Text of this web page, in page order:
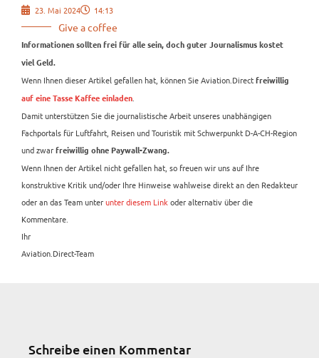
23. Mai 2024 14:13
Give a coffee
Informationen sollten frei für alle sein, doch guter Journalismus kostet
viel Geld.
Wenn Ihnen dieser Artikel gefallen hat, können Sie Aviation.Direct freiwillig
auf eine Tasse Kaffee einladen
Damit unterstützen Sie die journalistische Arbeit unseres unabhängigen
Fachportals für Luftfahrt, Reisen und Touristik mit Schwerpunkt D-A-CH-Region
und zwar freiwillig ohne Paywall-Zwang.
Wenn Ihnen der Artikel nicht gefallen hat, so freuen wir uns auf Ihre
konstruktive Kritik und/oder Ihre Hinweise wahlweise direkt an den Redakteur
oder an das Team unterunter diesem Link oder alternativ über die
Kommentare.
Ihr
Aviation.Direct-Team
Schreibe einen Kommentar